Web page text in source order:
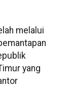
melalui
yang